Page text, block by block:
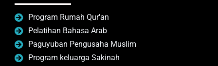
Program Rumah Qur'an
Pelatihan Bahasa Arab
Paguyuban Pengusaha Muslim
Program keluarga Sakinah